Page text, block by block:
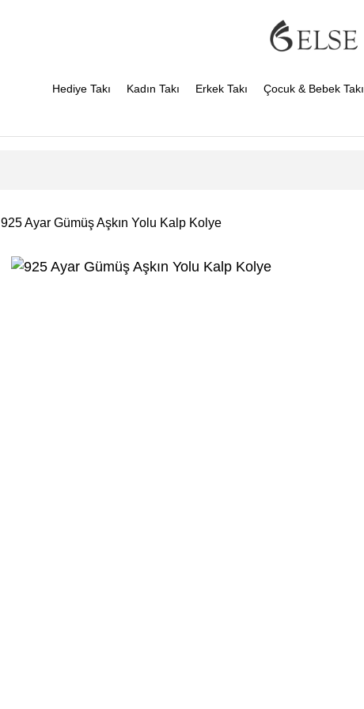
Hediye Takı Kadın Takı Erkek Takı Çocuk & Bebek Takı
925 Ayar Gümüş Aşkın Yolu Kalp Kolye